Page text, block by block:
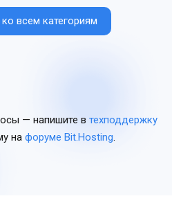
всем категориям
— напишите в техподдержку
на форуме Bit.Hosting.